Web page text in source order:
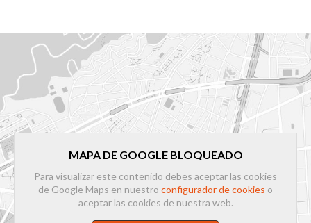
MAPA DE GOOGLE BLOQUEADO
Para visualizar este contenido debes aceptar las cookies
de Google Maps en nuestro configurador de cookies o
aceptar las cookies de nuestra web.